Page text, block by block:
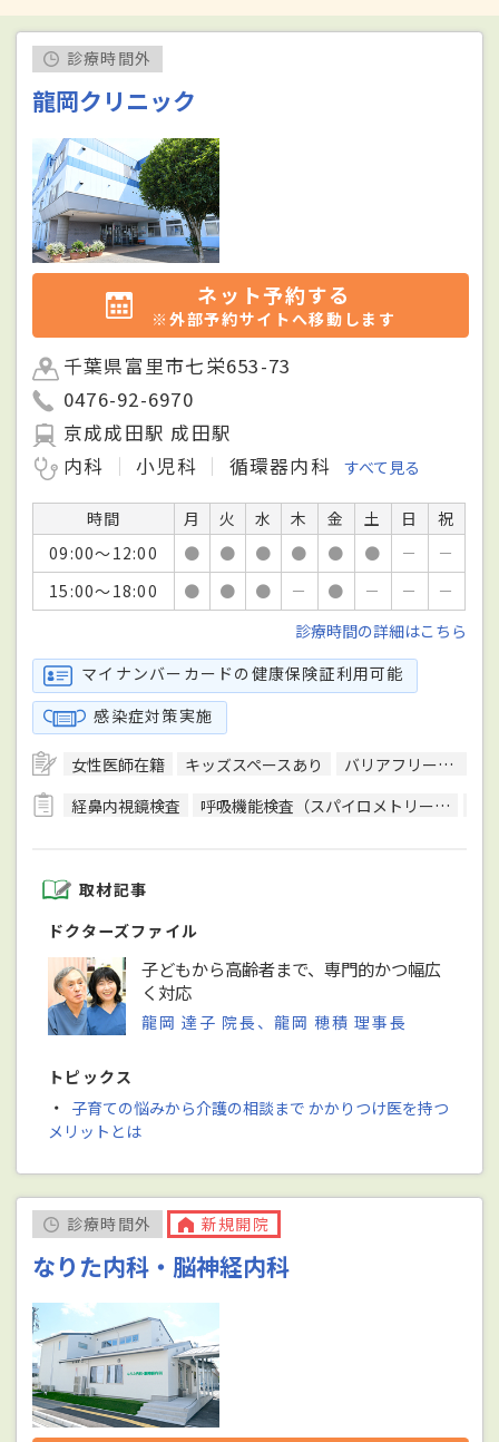
診療時間外
龍岡クリニック
ネット予約する
※外部予約サイトへ移動します
千葉県富里市七栄653-73
0476-92-6970
京成成田駅 成田駅
内科
小児科 循環器内科 すべて見る
時間 月 火 水 木 金 土 日
祝
09:00～12:00
● ● ● ● ● ● －
－
15:00～18:00
● ● ● － ● － －
－
診療時間の詳細はこちら
マイナンバーカードの健康保険証利用可能
感染症対策実施
女性医師在籍 キッズスペースあり バリアフリー対応
経鼻内視鏡検査
呼吸機能検査（スパイロメトリー）
取材記事
ドクターズファイル
子どもから高齢者まで、専門的かつ幅広
く対応
龍岡 達子 院長、龍岡 穂積 理事長
トピックス
・ 子育ての悩みから介護の相談まで かかりつけ医を持つ
メリットとは
診療時間外 新規開院
なりた内科・脳神経内科